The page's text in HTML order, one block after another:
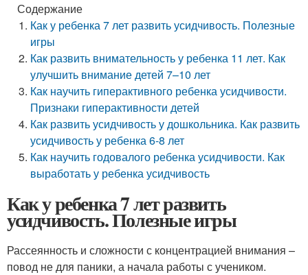
Содержание
Как у ребенка 7 лет развить усидчивость. Полезные
игры
Как развить внимательность у ребенка 11 лет. Как
улучшить внимание детей 7–10 лет
Как научить гиперактивного ребенка усидчивости.
Признаки гиперактивности детей
Как развить усидчивость у дошкольника. Как развить
усидчивость у ребенка 6-8 лет
Как научить годовалого ребенка усидчивости. Как
выработать у ребенка усидчивость
Как у ребенка 7 лет развить
усидчивость. Полезные игры
Рассеянность и сложности с концентрацией внимания –
повод не для паники, а начала работы с учеником.